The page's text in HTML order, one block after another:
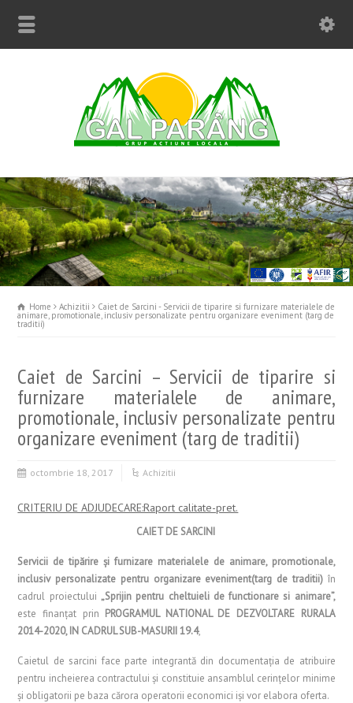
Home Achizitii Caiet de Sarcini - Servicii de tiparire si furnizare materialele de
animare, promotionale, inclusiv personalizate pentru organizare eveniment (targ de
traditii)
Caiet de Sarcini – Servicii de tiparire si
furnizare materialele de animare,
promotionale, inclusiv personalizate pentru
organizare eveniment (targ de traditii)
octombrie 18, 2017 Achizitii
CRITERIU DE ADJUDECARE:Raport calitate-pret.
CAIET DE SARCINI
Servicii de tipărire și furnizare materialele de animare, promotionale,
inclusiv personalizate pentru organizare eveniment(targ de traditii) în
cadrul proiectului „Sprijin pentru cheltuieli de functionare si animare”,
este finanţat prin PROGRAMUL NATIONAL DE DEZVOLTARE RURALA
2014-2020, IN CADRUL SUB-MASURII 19.4,
Caietul de sarcini face parte integrantă din documentaţia de atribuire
pentru incheierea contractului şi constituie ansamblul cerinţelor minime
şi obligatorii pe baza cărora operatorii economici işi vor elabora oferta.